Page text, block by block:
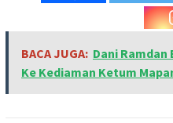
BACA JUGA: Dani
Ke Kediaman Ketum